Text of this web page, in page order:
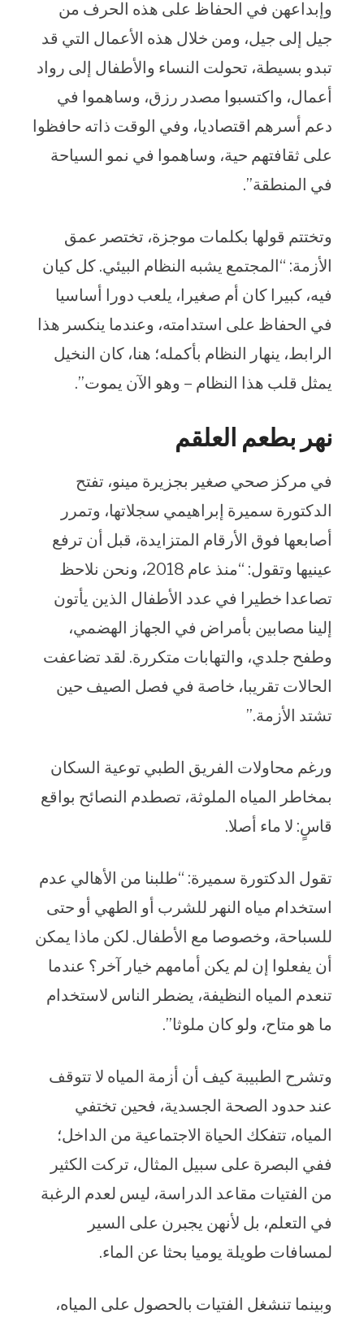
وإبداعهن في الحفاظ على هذه الحرف من
جيل إلى جيل، ومن خلال هذه الأعمال التي قد
تبدو بسيطة، تحولت النساء والأطفال إلى رواد
أعمال، واكتسبوا مصدر رزق، وساهموا في
دعم أسرهم اقتصاديا، وفي الوقت ذاته حافظوا
على ثقافتهم حية، وساهموا في نمو السياحة
في المنطقة”.
وتختتم قولها بكلمات موجزة، تختصر عمق
الأزمة: “المجتمع يشبه النظام البيئي. كل كيان
فيه، كبيرا كان أم صغيرا، يلعب دورا أساسيا
في الحفاظ على استدامته، وعندما ينكسر هذا
الرابط، ينهار النظام بأكمله؛ هنا، كان النخيل
يمثل قلب هذا النظام – وهو الآن يموت”.
نهر بطعم العلقم
في مركز صحي صغير بجزيرة مينو، تفتح
الدكتورة سميرة إبراهيمي سجلاتها، وتمرر
أصابعها فوق الأرقام المتزايدة، قبل أن ترفع
عينيها وتقول: “منذ عام 2018، ونحن نلاحظ
تصاعدا خطيرا في عدد الأطفال الذين يأتون
إلينا مصابين بأمراض في الجهاز الهضمي،
وطفح جلدي، والتهابات متكررة. لقد تضاعفت
الحالات تقريبا، خاصة في فصل الصيف حين
تشتد الأزمة.”
ورغم محاولات الفريق الطبي توعية السكان
بمخاطر المياه الملوثة، تصطدم النصائح بواقع
قاسٍ: لا ماء أصلا.
تقول الدكتورة سميرة: “طلبنا من الأهالي عدم
استخدام مياه النهر للشرب أو الطهي أو حتى
للسباحة، وخصوصا مع الأطفال. لكن ماذا يمكن
أن يفعلوا إن لم يكن أمامهم خيار آخر؟ عندما
تنعدم المياه النظيفة، يضطر الناس لاستخدام
ما هو متاح، ولو كان ملوثا”.
وتشرح الطبيبة كيف أن أزمة المياه لا تتوقف
عند حدود الصحة الجسدية، فحين تختفي
المياه، تتفكك الحياة الاجتماعية من الداخل؛
ففي البصرة على سبيل المثال، تركت الكثير
من الفتيات مقاعد الدراسة، ليس لعدم الرغبة
في التعلم، بل لأنهن يجبرن على السير
لمسافات طويلة يوميا بحثا عن الماء.
وبينما تنشغل الفتيات بالحصول على المياه،